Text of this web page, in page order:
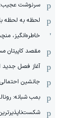
سرنوشت عجیب:
لحظه به لحظه با
خاطره‌انگیز،
مقصد
آغاز فصل جدید
جانشین
بمب شبانه: